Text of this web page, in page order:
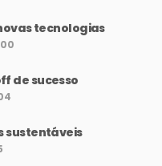
tecnologias
de sucesso
sustentáveis